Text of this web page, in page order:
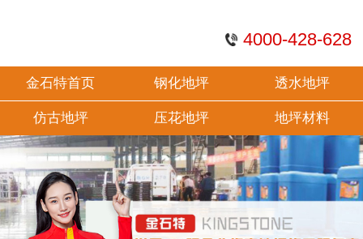
4000-428-628
金石特首页 钢化地坪 透水地坪
仿古地坪 压花地坪 地坪材料